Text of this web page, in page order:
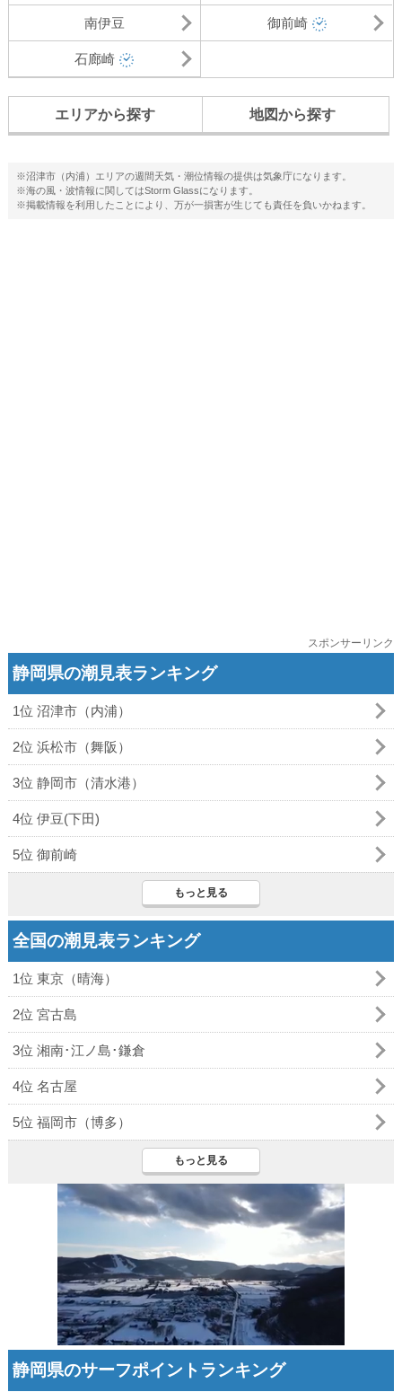
南伊豆 御前崎
石廊崎
エリアから探す 地図から探す
※沼津市（内浦）エリアの週間天気・潮位情報の提供は気象庁になります。
※海の風・波情報に関してはStorm Glassになります。
※掲載情報を利用したことにより、万が一損害が生じても責任を負いかねます。
スポンサーリンク
静岡県の潮見表ランキング
1位 沼津市（内浦）
2位 浜松市（舞阪）
3位 静岡市（清水港）
4位 伊豆(下田)
5位 御前崎
もっと見る
全国の潮見表ランキング
1位 東京（晴海）
2位 宮古島
3位 湘南･江ノ島･鎌倉
4位 名古屋
5位 福岡市（博多）
もっと見る
静岡県のサーフポイントランキング